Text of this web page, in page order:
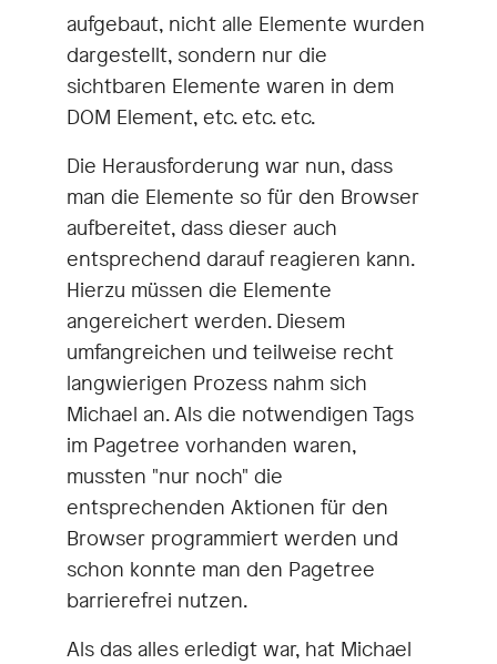
aufgebaut, nicht alle Elemente wurden
dargestellt, sondern nur die
sichtbaren Elemente waren in dem
DOM Element, etc. etc. etc.
Die Herausforderung war nun, dass
man die Elemente so für den Browser
aufbereitet, dass dieser auch
entsprechend darauf reagieren kann.
Hierzu müssen die Elemente
angereichert werden. Diesem
umfangreichen und teilweise recht
langwierigen Prozess nahm sich
Michael an. Als die notwendigen Tags
im Pagetree vorhanden waren,
mussten "nur noch" die
entsprechenden Aktionen für den
Browser programmiert werden und
schon konnte man den Pagetree
barrierefrei nutzen.
Als das alles erledigt war, hat Michael